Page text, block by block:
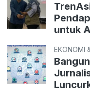
untuk
EKONOMI